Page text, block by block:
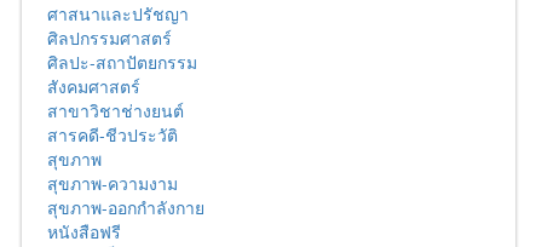
ศาสนาและปรัชญา
ศิลปกรรมศาสตร์
ศิลปะ-สถาปัตยกรรม
สังคมศาสตร์
สาขาวิชาช่างยนต์
สารคดี-ชีวประวัติ
สุขภาพ
สุขภาพ-ความงาม
สุขภาพ-ออกกำลังกาย
หนังสือฟรี